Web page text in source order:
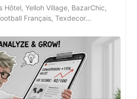
Hôtel, Yelloh Village, BazarChic,
Français, Texdecor…